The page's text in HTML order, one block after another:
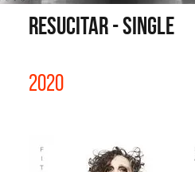
RESUCITAR - SINGLE
2020